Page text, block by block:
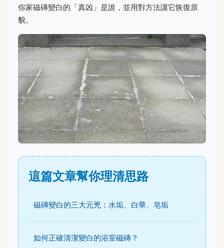
你家磁磚變白的「真凶」是誰，並用對方法讓它恢復原
貌。
這篇文章幫你理清思路
磁磚變白的三大元兇：水垢、白華、皂垢
如何正確清潔變白的浴室磁磚？